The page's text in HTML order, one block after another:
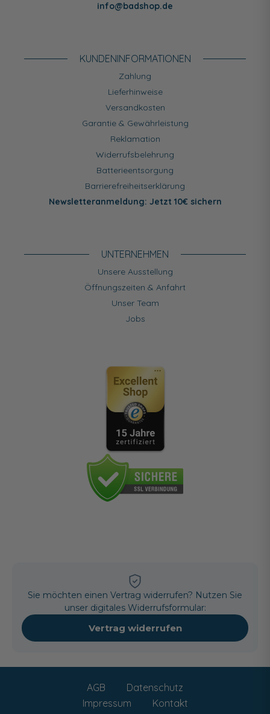
info@badshop.de
KUNDEN­INFORMATIONEN
Zahlung
Lieferhinweise
Versandkosten
Garantie & Gewährleistung
Reklamation
Widerrufsbelehrung
Batterieentsorgung
Barrierefreiheitserklärung
Newsletteranmeldung: Jetzt 10€ sichern
UNTERNEHMEN
Unsere Ausstellung
Öffnungszeiten & Anfahrt
Unser Team
Jobs
Sie möchten einen Vertrag widerrufen? Nutzen Sie
unser digitales Widerrufsformular:
Vertrag widerrufen
AGB
Datenschutz
Impressum
Kontakt